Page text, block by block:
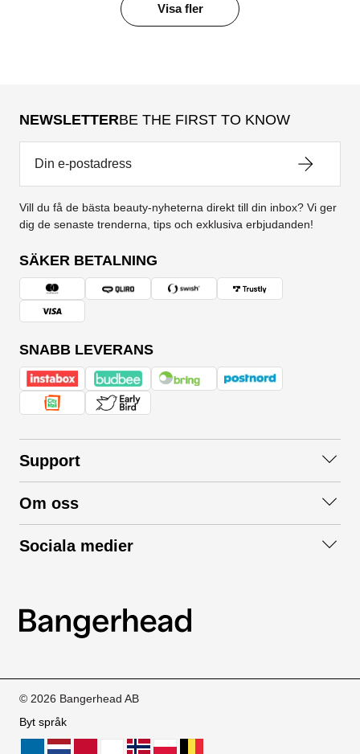
Visa fler
NEWSLETTERBE THE FIRST TO KNOW
Vill du få de bästa beauty-nyheterna direkt till din inbox? Vi ger
dig de senaste trenderna, tips och exklusiva erbjudanden!
SÄKER BETALNING
SNABB LEVERANS
Support
Köpvillkor
Om oss
Våra fraktalternativ
Sociala medier
LinkedIn
© 2026 Bangerhead AB
Byt språk